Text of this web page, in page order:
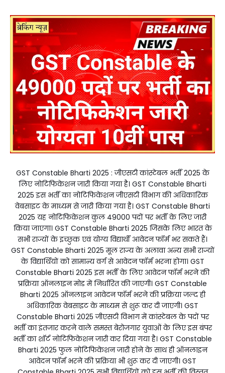
GST Constable Bharti 2025 : जीएसटी कांस्टेबल भर्ती 2025 के
लिए नोटिफिकेशन जारी किया गया है। GST Constable Bharti
2025 इस भर्ती का नोटिफिकेशन जीएसटी विभाग की अधिकारिक
वेबसाइट के माध्यम से जारी किया गया है। GST Constable Bharti
2025 यह नोटिफिकेशन कुल 49000 पदों पर भर्ती के लिए जारी
किया जाएगा। GST Constable Bharti 2025 जिसके लिए भारत के
सभी राज्यों के इच्छुक एवं योग्य विद्यार्थी आवेदन फॉर्म भर सकते हैं।
GST Constable Bharti 2025 मूल राज्य के अलावा अन्य सभी राज्यों
के विद्यार्थियों को सामान्य वर्ग से आवेदन फॉर्म भरना होगा। GST
Constable Bharti 2025 इस भर्ती के लिए आवेदन फॉर्म भरने की
प्रक्रिया ऑनलाइन मोड में निर्धारित की जाएगी। GST Constable
Bharti 2025 ऑनलाइन आवेदन फॉर्म भरने की प्रक्रिया जल्द ही
अधिकारिक वेबसाइट के माध्यम से शुरू कर दी जाएगी। GST
Constable Bharti 2025 जीएसटी विभाग में कांस्टेबल के पदों पर
भर्ती का इंतजार करने वाले समस्त बेरोजगार युवाओं के लिए इस बंपर
भर्ती का शॉर्ट नोटिफिकेशन जारी कर दिया गया है। GST Constable
Bharti 2025 फुल नोटिफिकेशन जारी होने के साथ ही ऑनलाइन
आवेदन फॉर्म भरने की प्रक्रिया भी शुरू कर दी जाएगी। GST